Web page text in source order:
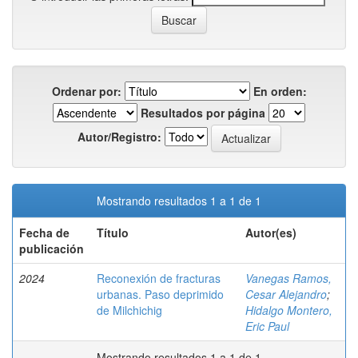
Ordenar por:
En orden:
Resultados por página
Autor/Registro:
Mostrando resultados 1 a 1 de 1
Fecha de
publicación
Título Autor(es)
2024
Reconexión de fracturas
urbanas. Paso deprimido
de Milchichig
Vanegas Ramos,
Cesar Alejandro;
Hidalgo Montero,
Eric Paul